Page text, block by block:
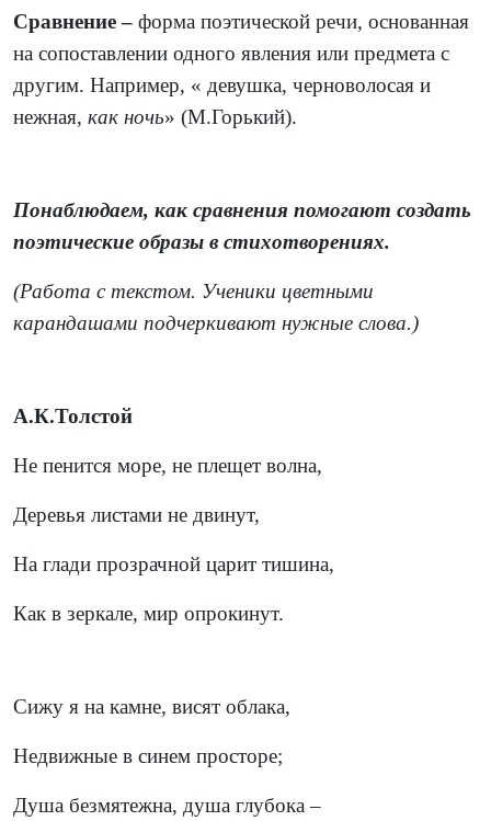
Сравнение – форма поэтической речи, основанная
на сопоставлении одного явления или предмета с
другим. Например, « девушка, черноволосая и
нежная, как ночь» (М.Горький).
Понаблюдаем, как сравнения помогают создать
поэтические образы в стихотворениях.
(Работа с текстом. Ученики цветными
карандашами подчеркивают нужные слова.)
А.К.Толстой
Не пенится море, не плещет волна,
Деревья листами не двинут,
На глади прозрачной царит тишина,
Как в зеркале, мир опрокинут.
Сижу я на камне, висят облака,
Недвижные в синем просторе;
Душа безмятежна, душа глубока –